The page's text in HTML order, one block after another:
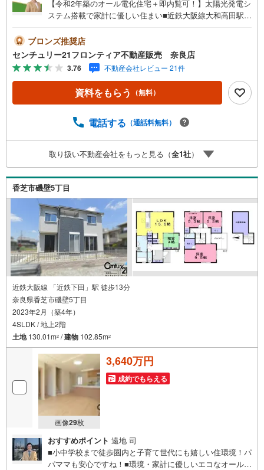
【令和2年築のオール電化住宅＋即内覧可！】太陽光発電シ
ステム搭載で家計に優しい住まい■近鉄大阪線大和高田駅徒
納充実の4LDK 特徴・家事効率を上げる食洗機付システム
キッチン・風通しの良い浴室窓や洗髪洗面化粧台を完備・
家族の会話が弾むカウンターキッチンを採用・2面バルコニ
ーや2面採光により通風・陽当り良好・トイレ2箇所設置で
朝の忙しい時間帯も快適・全居室に収納を備えた機能的な
住空間 立地・大和高田市立浮孔西小学校まで徒歩約17分・
由 1.お金の扱い方のプロ、ファイナンシャルプランナーが
専門チームあり！3.たくさんの銀行と繋がりがあるため、
最も低金利になるように審査が可能！弊社は専門家同士が
連携をとっているため、より多くの知見がございますお気
軽にお問合せください
ブロンズ推奨店
センチュリー21フロンティア不動産販売 奈良店
3.76 不動産会社レビュー 21件
資料をもらう （無料）
電話する （通話料無料）
取り扱い不動産会社をもっと見る（全1社）
香芝市磯壁5丁目
近鉄大阪線 「近鉄下田」駅 徒歩13分
奈良県香芝市磯壁5丁目
2023年2月（築4年）
4SLDK / 地上2階
土地130.01m2 /建物 102.85m2
画像29枚
3,640万円
成約でもらえる
おすすめポイント 遠地 司
■小中学校まで徒歩圏内と子育て世代にも嬉しい住環境！パ
パママも安心ですね！■環境・家計に優しいエコなオール電